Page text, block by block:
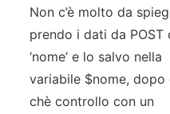
Non c’è molto da
prendo i dati da POST
‘nome’ e lo salvo nella
variabile $nome, dopo
chè controllo con un